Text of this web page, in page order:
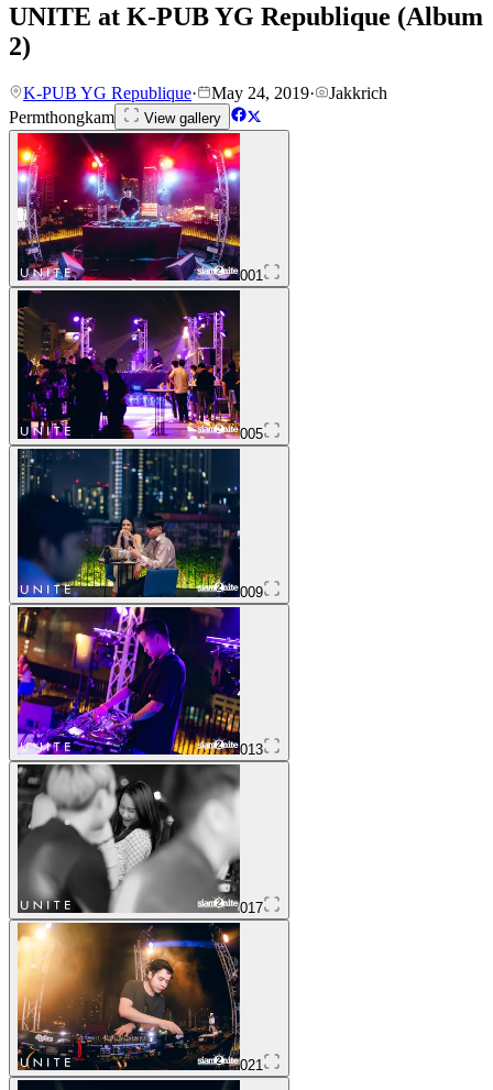
UNITE at K-PUB YG Republique (Album
2)
K-PUB YG Republique· May 24, 2019·
Jakkrich
Permthongkam
View gallery
001
005
009
013
017
021